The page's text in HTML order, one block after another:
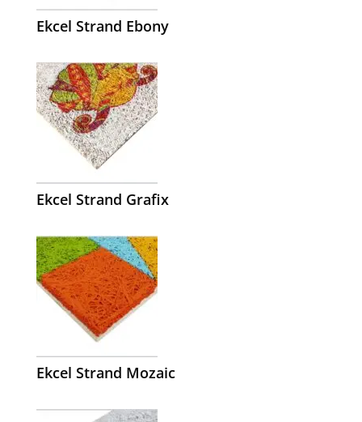
Ekcel Strand Ebony
Ekcel Strand Grafix
Ekcel Strand Mozaic